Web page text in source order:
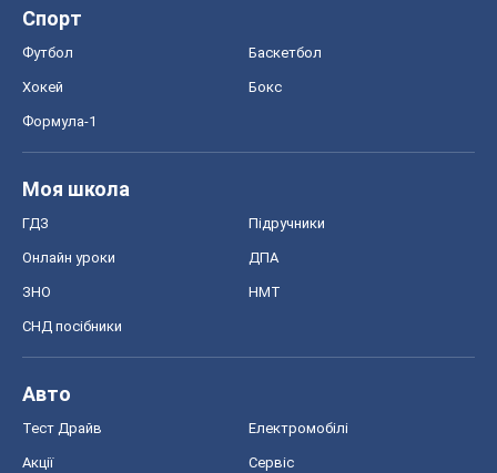
Спорт
Футбол Баскетбол
Хокей Бокс
Формула-1
Моя школа
ГДЗ Підручники
Онлайн уроки ДПА
ЗНО НМТ
СНД посібники
Авто
Тест Драйв Електромобілі
Акції Сервіс